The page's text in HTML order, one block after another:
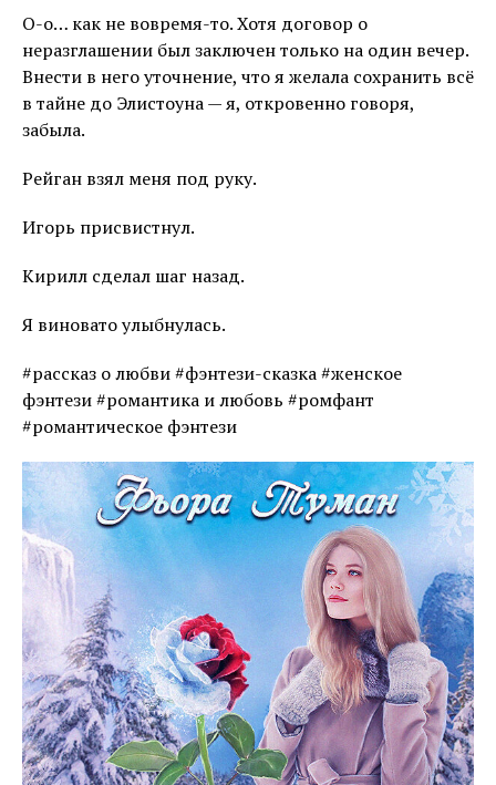
О-о… как не вовремя-то. Хотя договор о
неразглашении был заключен только на один вечер.
Внести в него уточнение, что я желала сохранить всё
в тайне до Элистоуна — я, откровенно говоря,
забыла.
Рейган взял меня под руку.
Игорь присвистнул.
Кирилл сделал шаг назад.
Я виновато улыбнулась.
#рассказ о любви #фэнтези-сказка #женское
фэнтези #романтика и любовь #ромфант
#романтическое фэнтези